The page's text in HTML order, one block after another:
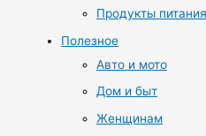
Продукты питания
Полезное
Авто и мото
Дом и быт
Женщинам